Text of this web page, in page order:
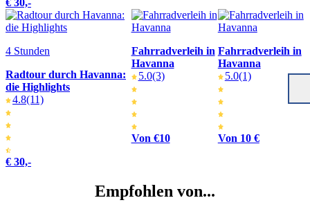
4 Stunden
Radtour durch Havanna:
die Highlights
4.8(11)
€ 30,-
Fahrradverleih in
Havanna
5.0(3)
Von €10
Fahrradverleih in
Havanna
5.0(1)
Von 10 €
Empfohlen von...